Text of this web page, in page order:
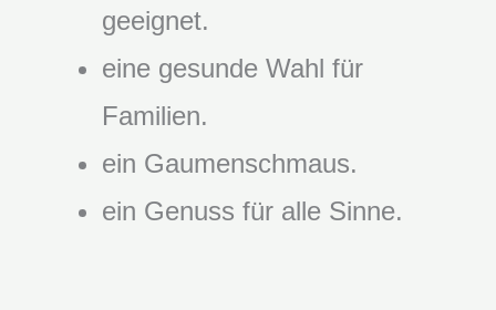
geeignet.
eine gesunde Wahl für
Familien.
ein Gaumenschmaus.
ein Genuss für alle Sinne.